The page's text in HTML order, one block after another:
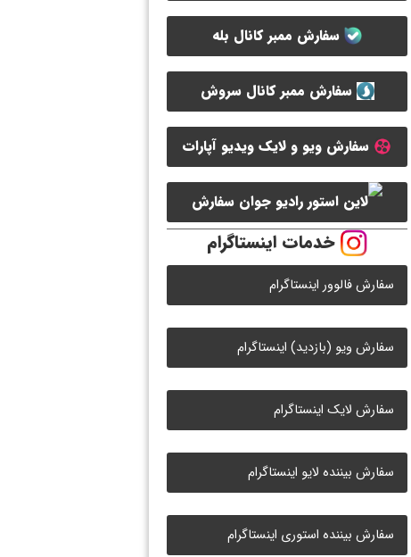
سفارش ممبر کانال بله
سفارش ممبر کانال سروش
سفارش ویو و لایک ویدیو آپارات
سفارش
لایک رادیو جوان
خدمات اینستاگرام
سفارش فالوور اینستاگرام
سفارش ویو (بازدید) اینستاگرام
سفارش لایک اینستاگرام
سفارش بیننده لایو اینستاگرام
سفارش بیننده استوری اینستاگرام